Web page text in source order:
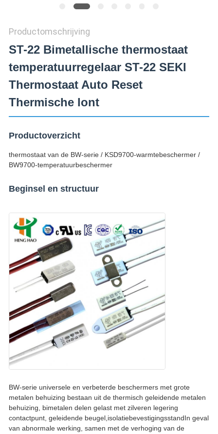
Productomschrijving
ST-22 Bimetallische thermostaat
temperatuurregelaar ST-22 SEKI
Thermostaat Auto Reset
Thermische lont
Productoverzicht
thermostaat van de BW-serie / KSD9700-warmtebeschermer /
BW9700-temperatuurbeschermer
Beginsel en structuur
BW-serie universele en verbeterde beschermers met grote
metalen behuizing bestaan uit de thermisch geleidende metalen
behuizing, bimetalen delen gelast met zilveren legering
contactpunt, geleidende beugel,isolatiebevestigingsstandIn geval
van abnormale werking, samen met de verhoging van de